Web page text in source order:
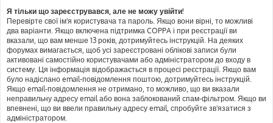
Я тільки що зареєструвався, але не можу увійти!
Перевірте свої ім'я користувача та пароль. Якщо вони вірні, то можливі
два варіанти. Якщо включена підтримка COPPA і при реєстрації ви
вказали, що вам менше 13 років, дотримуйтесь інструкцій. На деяких
форумах вимагається, щоб усі зареєстровані облікові записи були
активовані самостійно користувачами або адміністратором до входу в
систему. Ця інформація відображається в процесі реєстрації. Якщо вам
було надіслано email-повідомлення поштою, дотримуйтесь інструкцій.
Якщо email-повідомлення не отримано, то можливо, що ви вказали
неправильну адресу email або вона заблокований спам-фільтром. Якщо ви
впевнені, що ви ввели правильну адресу email, спробуйте зв'язатися з
адміністратором.